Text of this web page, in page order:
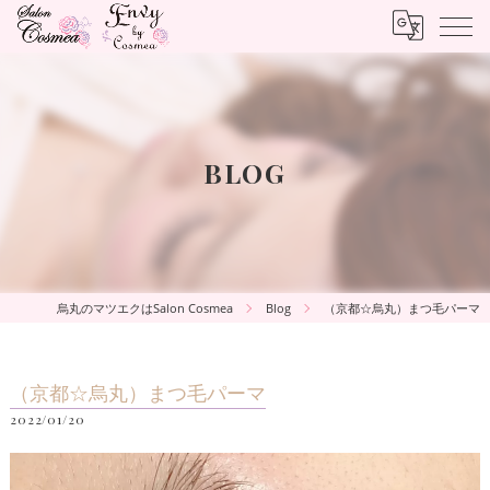
BLOG
烏丸のマツエクはSalon Cosmea Blog （京都☆烏丸）まつ毛パーマ
（京都☆烏丸）まつ毛パーマ
2022/01/20